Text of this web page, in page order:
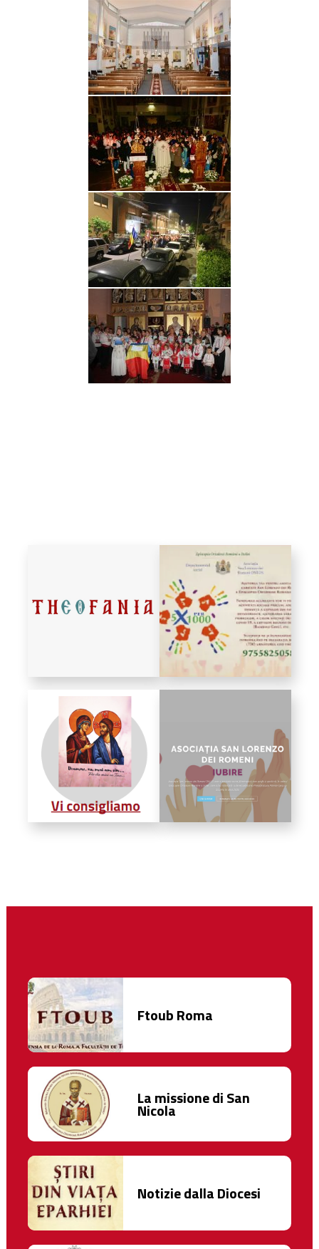
Ftoub Roma
La missione di San
Nicola
Notizie dalla Diocesi